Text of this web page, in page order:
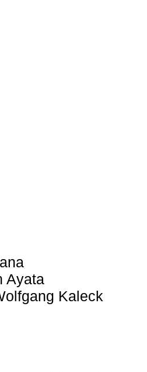
Ayata
Kaleck